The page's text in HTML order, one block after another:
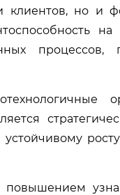
клиентов, но и
на
процессов,